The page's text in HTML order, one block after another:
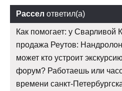
Рассел ответил(а)
Как помогает: у Сварливой
продажа Реутов:
может кто устроит
форум? Работаешь или
времени санкт-